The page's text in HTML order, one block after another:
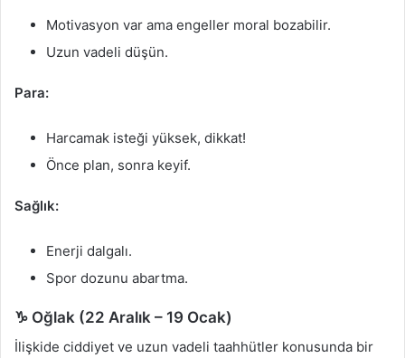
Motivasyon var ama engeller moral bozabilir.
Uzun vadeli düşün.
Para:
Harcamak isteği yüksek, dikkat!
Önce plan, sonra keyif.
Sağlık:
Enerji dalgalı.
Spor dozunu abartma.
♑ Oğlak (22 Aralık – 19 Ocak)
İlişkide ciddiyet ve uzun vadeli taahhütler konusunda bir